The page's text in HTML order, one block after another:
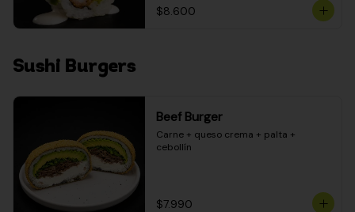
$8.600
Sushi Burgers
Beef Burger
Carne + queso crema + palta +
cebollín
$7.990